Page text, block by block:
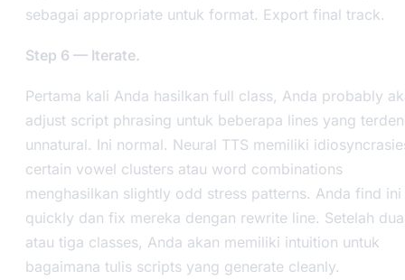
sebagai appropriate untuk format. Export final track.
Step 6 — Iterate.
Pertama kali Anda hasilkan full class, Anda probably
adjust script phrasing untuk beberapa lines yang
unnatural. Ini normal. Neural TTS memiliki
certain vowel clusters atau word combinations
menghasilkan slightly odd stress patterns. Anda find ini
quickly dan fix mereka dengan rewrite line. Setelah dua
atau tiga classes, Anda akan memiliki intuition untuk
bagaimana tulis scripts yang generate cleanly.